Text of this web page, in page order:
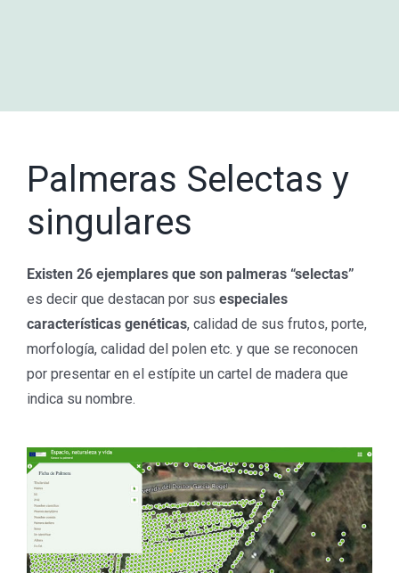
Palmeras Selectas y
singulares
Existen 26 ejemplares que son palmeras “selectas”
es decir que destacan por sus especiales
características genéticas, calidad de sus frutos, porte,
morfología, calidad del polen etc. y que se reconocen
por presentar en el estípite un cartel de madera que
indica su nombre.